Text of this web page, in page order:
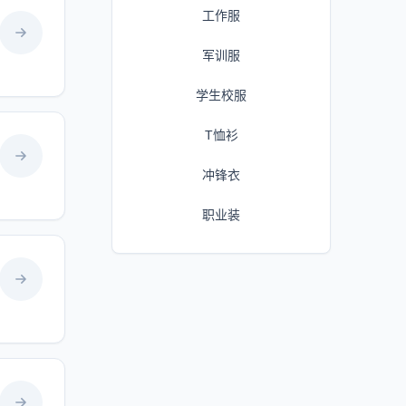
工作服
军训服
学生校服
T恤衫
冲锋衣
职业装